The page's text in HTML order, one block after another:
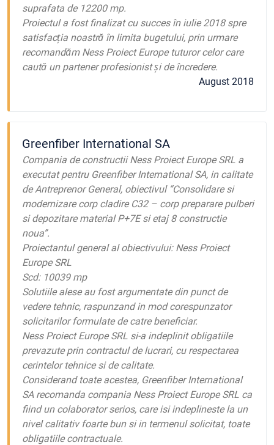
suprafata de 12200 mp.
Proiectul a fost finalizat cu succes în iulie 2018 spre
satisfacția noastră în limita bugetului, prin urmare
recomandăm Ness Proiect Europe tuturor celor care
caută un partener profesionist și de încredere.
August 2018
Greenfiber International SA
Compania de constructii Ness Proiect Europe SRL a
executat pentru Greenfiber International SA, in calitate
de Antreprenor General, obiectivul “Consolidare si
modernizare corp cladire C32 – corp preparare pulberi
si depozitare material P+7E si etaj 8 constructie
noua”.
Proiectantul general al obiectivului: Ness Proiect
Europe SRL
Scd: 10039 mp
Solutiile alese au fost argumentate din punct de
vedere tehnic, raspunzand in mod corespunzator
solicitarilor formulate de catre beneficiar.
Ness Proiect Europe SRL si-a indeplinit obligatiile
prevazute prin contractul de lucrari, cu respectarea
cerintelor tehnice si de calitate.
Considerand toate acestea, Greenfiber International
SA recomanda compania Ness Proiect Europe SRL ca
fiind un colaborator serios, care isi indeplineste la un
nivel calitativ foarte bun si in termenul solicitat, toate
obligatiile contractuale.